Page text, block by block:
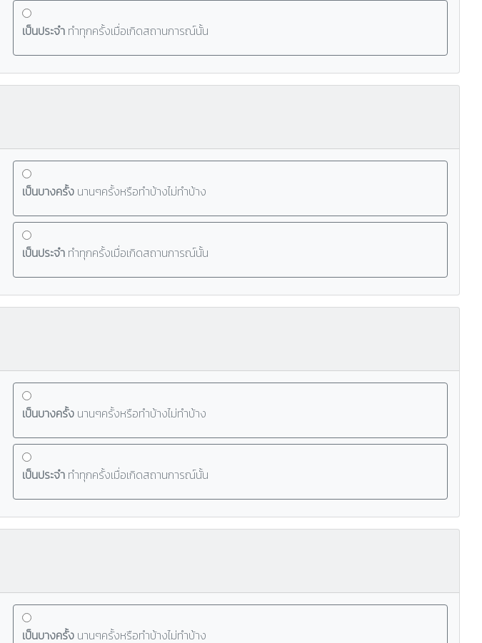
เป็นประจำ ทำทุกครั้งเมื่อเกิดสถานการณ์นั้น
เป็นบางครั้ง นานๆครั้งหรือทำบ้างไม่ทำบ้าง
เป็นประจำ ทำทุกครั้งเมื่อเกิดสถานการณ์นั้น
เป็นบางครั้ง นานๆครั้งหรือทำบ้างไม่ทำบ้าง
เป็นประจำ ทำทุกครั้งเมื่อเกิดสถานการณ์นั้น
เป็นบางครั้ง นานๆครั้งหรือทำบ้างไม่ทำบ้าง